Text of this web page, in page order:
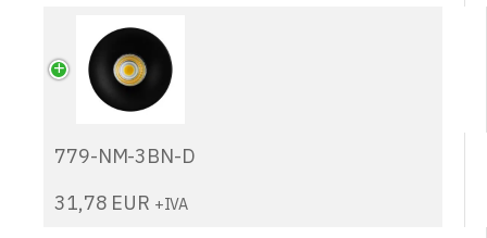
779-NM-3BN-D
31,78 EUR +IVA